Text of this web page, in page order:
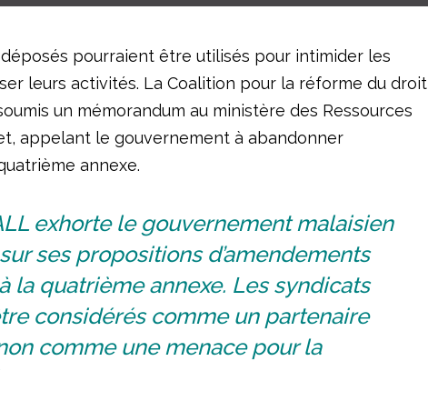
pourraient être utilisés pour intimider les
leurs activités. La Coalition pour la réforme du droit
un mémorandum au ministère des Ressources
appelant le gouvernement à abandonner
annexe.
exhorte le gouvernement malaisien
ses propositions d’amendements
la quatrième annexe. Les syndicats
considérés comme un partenaire
comme une menace pour la